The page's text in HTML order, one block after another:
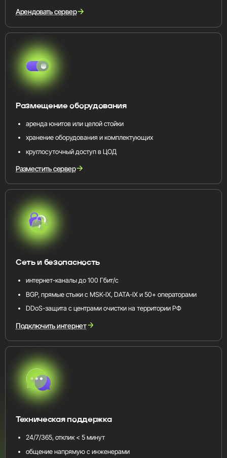
Арендовать сервер
Размещение оборудования
аренда юнитов или целой стойки
хранение оборудования и комплектующих
круглосуточный доступ в ЦОД
Разместить сервер
Сеть и безопасность
интернет-каналы до 100 Гбит/с
BGP, прямые стыки с MSK-IX, DATA-IX и 50+ операторами
DDoS-защита с центрами очистки на территории РФ
Подключить интернет
Техническая поддержка
24/7/365, отклик < 5 минут
общение напрямую с инженерами